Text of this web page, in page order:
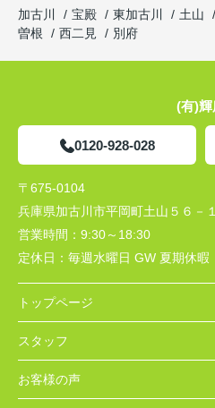
加古川
宝殿 東加古川 土山
曽根
西二見 別府
(有)輝
0120-928-028
〒675-0104
兵庫県加古川市平岡町土山５６－１
営業時間： 9:30～18:30
定休日： 毎週水曜日 GW 夏期休
トップページ
スタッフ
お客様の声